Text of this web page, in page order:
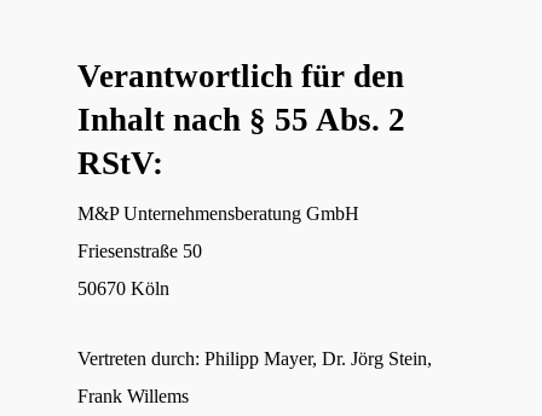
Verantwortlich für den
Inhalt nach § 55 Abs. 2
RStV:
M&P Unternehmensberatung GmbH
Friesenstraße 50
50670 Köln
Vertreten durch: Philipp Mayer, Dr. Jörg Stein,
Frank Willems